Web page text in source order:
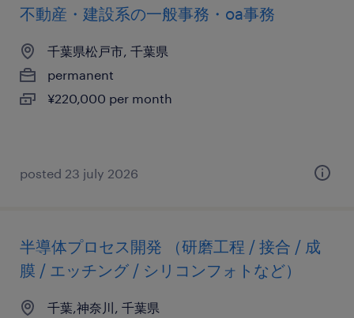
不動産・建設系の一般事務・oa事務
千葉県松戸市, 千葉県
permanent
¥220,000 per month
posted 23 july 2026
半導体プロセス開発 （研磨工程 / 接合 / 成
膜 / エッチング / シリコンフォトなど）
千葉,神奈川, 千葉県